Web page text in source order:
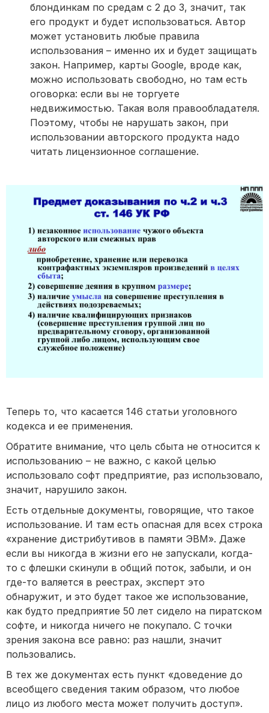
блондинкам по средам с 2 до 3, значит, так
его продукт и будет использоваться. Автор
может установить любые правила
использования – именно их и будет защищать
закон. Например, карты Google, вроде как,
можно использовать свободно, но там есть
оговорка: если вы не торгуете
недвижимостью. Такая воля правообладателя.
Поэтому, чтобы не нарушать закон, при
использовании авторского продукта надо
читать лицензионное соглашение.
Теперь то, что касается 146 статьи уголовного
кодекса и ее применения.
Обратите внимание, что цель сбыта не относится к
использованию – не важно, с какой целью
использовало софт предприятие, раз использовало,
значит, нарушило закон.
Есть отдельные документы, говорящие, что такое
использование. И там есть опасная для всех строка
«хранение дистрибутивов в памяти ЭВМ». Даже
если вы никогда в жизни его не запускали, когда-
то с флешки скинули в общий поток, забыли, и он
где-то валяется в реестрах, эксперт это
обнаружит, и это будет такое же использование,
как будто предприятие 50 лет сидело на пиратском
софте, и никогда ничего не покупало. С точки
зрения закона все равно: раз нашли, значит
пользовались.
В тех же документах есть пункт «доведение до
всеобщего сведения таким образом, что любое
лицо из любого места может получить доступ».